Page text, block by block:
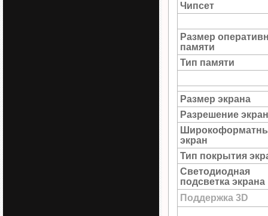
Чипсет
Размер
памяти
Тип памяти
Размер экрана
Разрешение
экран
Тип покрытия
Светодиодная
подсветка экрана
Поддержка 3D